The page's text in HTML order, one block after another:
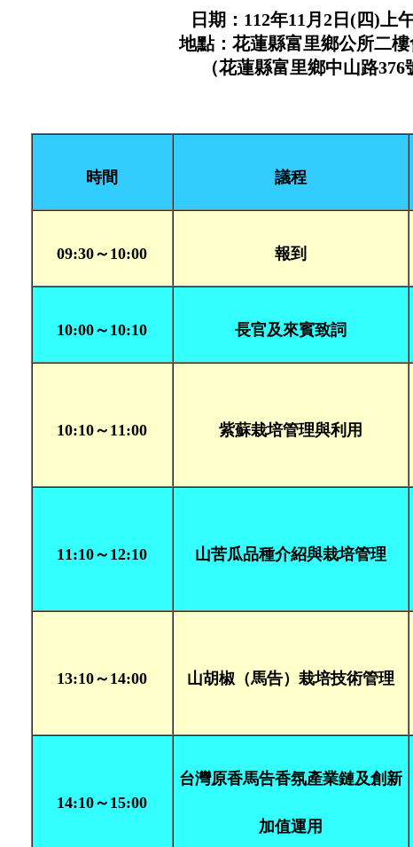
日期：112年11月2日(四)上
地點：花蓮縣富里鄉公所二
（花蓮縣富里鄉中山路376
時間 議程
09:30～10:00 報到
10:00～10:10 長官及來賓致詞
10:10～11:00 紫蘇栽培管理與利用
11:10～12:10 山苦瓜品種介紹與栽培管理
13:10～14:00 山胡椒（馬告）栽培技術管理
14:10～15:00
台灣原香馬告香氛產業鏈及創新
加值運用